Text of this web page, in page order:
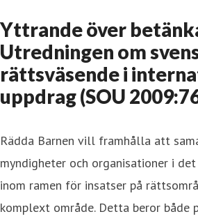
Yttrande över
Utredningen om
rättsväsende i
uppdrag (SOU
Rädda Barnen vill framhålla att
myndigheter och organisationer i
inom ramen för insatser på
komplext område. Detta beror både